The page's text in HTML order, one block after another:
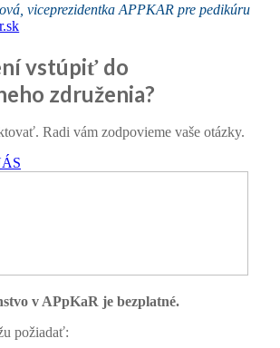
viceprezidentka APPKAR pre pedikúru
vstúpiť do
združenia?
Radi vám zodpovieme vaše otázky.
v APpKaR je bezplatné.
požiadať: